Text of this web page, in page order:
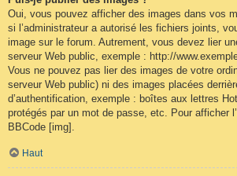
Oui, vous pouvez afficher des images dans vos
si l’administrateur a autorisé les fichiers joints,
image sur le forum. Autrement, vous devez lier
serveur Web public, exemple : http://
Vous ne pouvez pas lier des images de votre
serveur Web public) ni des images placées
d’authentification, exemple : boîtes aux lettres
protégés par un mot de passe, etc. Pour afficher
BBCode [img].
Haut